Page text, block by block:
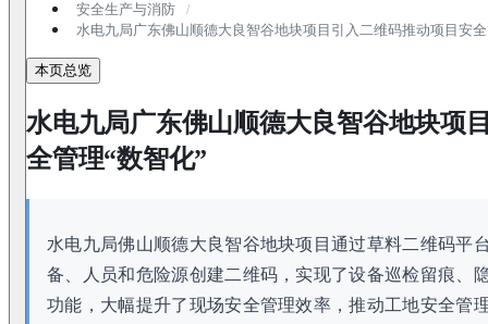
安全生产与消防
水电九局广东佛山顺德大良智谷地块项目引入二维码推动项目安
本页总览
水电九局广东佛山顺德大良智谷地块项
全管理“数智化”
水电九局佛山顺德大良智谷地块项目通过草料二维码平
备、人员和危险源创建二维码，实现了设备巡检留痕、
功能，大幅提升了现场安全管理效率，推动工地安全管